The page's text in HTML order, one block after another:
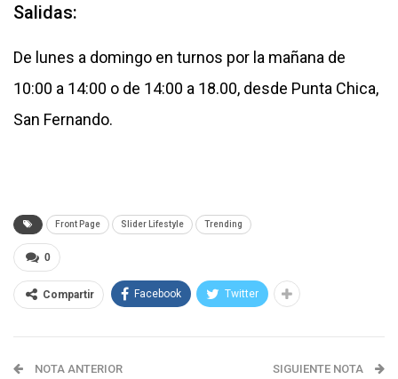
Salidas:
De lunes a domingo en turnos por la mañana de
10:00 a 14:00 o de 14:00 a 18.00, desde Punta Chica,
San Fernando.
Front Page Slider Lifestyle Trending
0
Compartir Facebook Twitter
NOTA ANTERIOR SIGUIENTE NOTA